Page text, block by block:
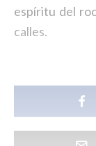
espíritu del
calles.